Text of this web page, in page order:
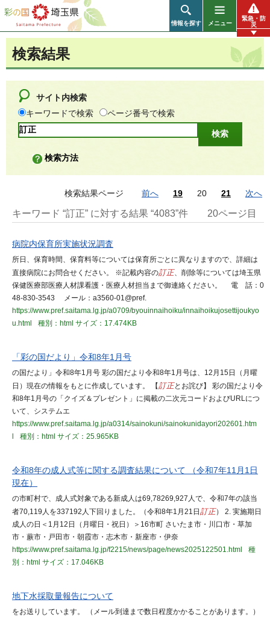
彩の国 埼玉県
情報を探す メニュー
緊急・防
災
検索結果
サイト内検索
キーワードで検索
ページ番号で検索
検索方法
検索結果ページ 前へ 19 20 21 次へ
キーワード “訂正” に対する結果 “4083”件 20ページ目
病院内保育所実施状況調査
所日、保育時間、保育料等については保育所ごとに異なりますので、詳細は
直接病院にお問合せください。 ※記載内容の訂正、削除等については埼玉県
保健医療部医療人材課看護・医療人材担当まで御連絡ください。 電 話：0
48-830-3543 メール：a3560-01@pref.
https://www.pref.saitama.lg.jp/a0709/byouinnaihoiku/innaihoikujosettijoukyo
u.html
種別：html サイズ：17.474KB
「彩の国だより」令和8年1月号
の国だより」令和8年1月号 彩の国だより令和8年1月号は、12月15日（月曜
日）現在の情報をもとに作成しています。 【訂正とお詫び】 彩の国だより令
和8年1月号の「クイズ＆プレゼント」に掲載の二次元コードおよびURLにつ
いて、システムエ
https://www.pref.saitama.lg.jp/a0314/sainokuni/sainokunidayori202601.htm
種別：html サイズ：25.965KB
令和8年の成人式等に関する調査結果について （令和7年11月1日
現在）
の市町村で、成人式対象である新成人は69,78269,927人で、令和7年の該当
者70,119人を337192人下回りました。（令和8年1月21日 訂正） 2. 実施期日
成人の日＜1月12日（月曜日・祝日）＞16市町 さいたま市・川口市・草加
市・蕨市・戸田市・朝霞市・志木市・新座市・伊奈
https://www.pref.saitama.lg.jp/f2215/news/page/news2025122501.html
種
別：html サイズ：17.046KB
地下水採取量報告について
をお送りしています。 （メール到達まで数日程度かかることがあります。）